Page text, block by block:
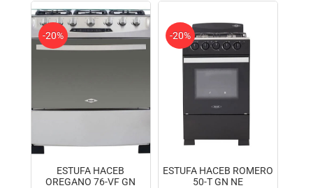
ESTUFA HACEB
OREGANO 76-VF GN
-20%
ESTUFA HACEB ROMERO
50-T GN NE
-20%